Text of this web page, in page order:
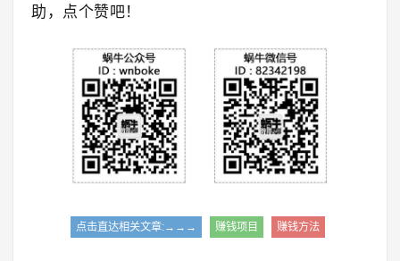
助，点个赞吧！
点击直达相关文章:→→→ 赚钱项目 赚钱方法